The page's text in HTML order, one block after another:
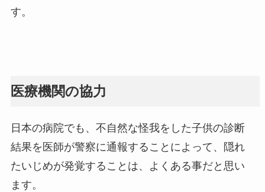
す。
医療機関の協力
日本の病院でも、不自然な怪我をした子供の診断
結果を医師が警察に通報することによって、隠れ
たいじめが発覚することは、よくある事だと思い
ます。